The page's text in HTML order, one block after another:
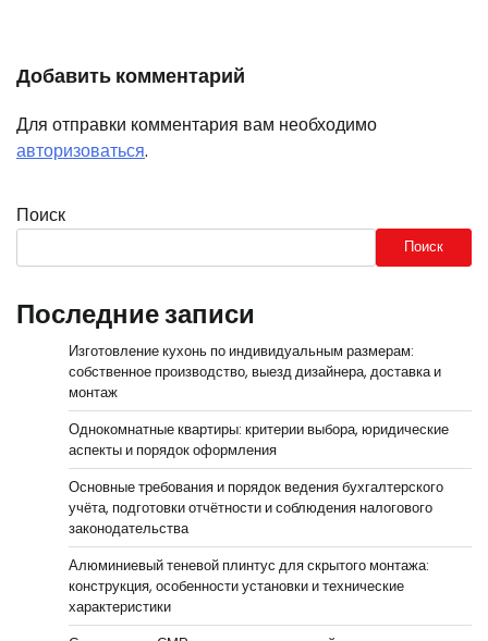
Добавить комментарий
Для отправки комментария вам необходимо
авторизоваться.
Поиск
Поиск
Последние записи
Изготовление кухонь по индивидуальным размерам:
собственное производство, выезд дизайнера, доставка и
монтаж
Однокомнатные квартиры: критерии выбора, юридические
аспекты и порядок оформления
Основные требования и порядок ведения бухгалтерского
учёта, подготовки отчётности и соблюдения налогового
законодательства
Алюминиевый теневой плинтус для скрытого монтажа:
конструкция, особенности установки и технические
характеристики